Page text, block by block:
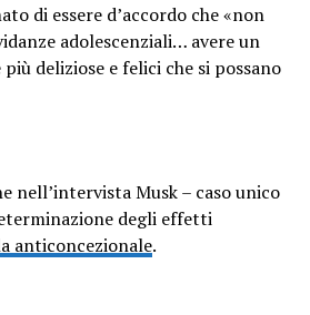
di essere d’accordo che «non
adolescenziali… avere un
deliziose e felici che si possano
nell’intervista Musk – caso unico
degli effetti
anticoncezionale.